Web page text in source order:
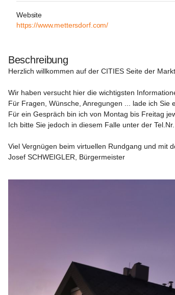
Website
https://www.mettersdorf.com/
Beschreibung
Herzlich willkommen auf der CITIES Seite der
Wir haben versucht hier die wichtigsten
Für Fragen, Wünsche, Anregungen ... lade ich Sie
Für ein Gespräch bin ich von Montag bis Freitag
Ich bitte Sie jedoch in diesem Falle unter der
Josef SCHWEIGLER, Bürgermeister